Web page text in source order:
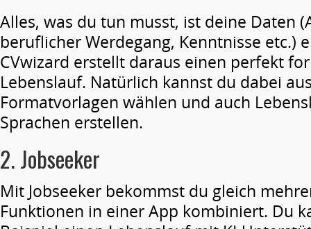
Alles, was du tun musst, ist deine Daten
beruflicher Werdegang, Kenntnisse etc.)
CVwizard erstellt daraus einen perfekt
Lebenslauf. Natürlich kannst du dabei
Formatvorlagen wählen und auch
Sprachen erstellen.
2.Jobseeker
Mit Jobseeker bekommst du gleich
Funktionen in einer App kombiniert. Du